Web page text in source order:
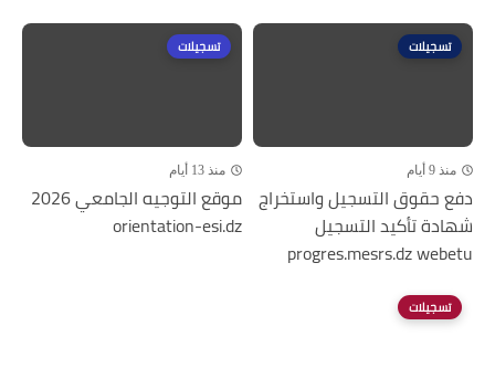
تسجيلات
منذ 9 أيام
دفع حقوق التسجيل واستخراج
شهادة تأكيد التسجيل
progres.mesrs.dz webetu
تسجيلات
منذ 13 أيام
موقع التوجيه الجامعي 2026
orientation-esi.dz
تسجيلات